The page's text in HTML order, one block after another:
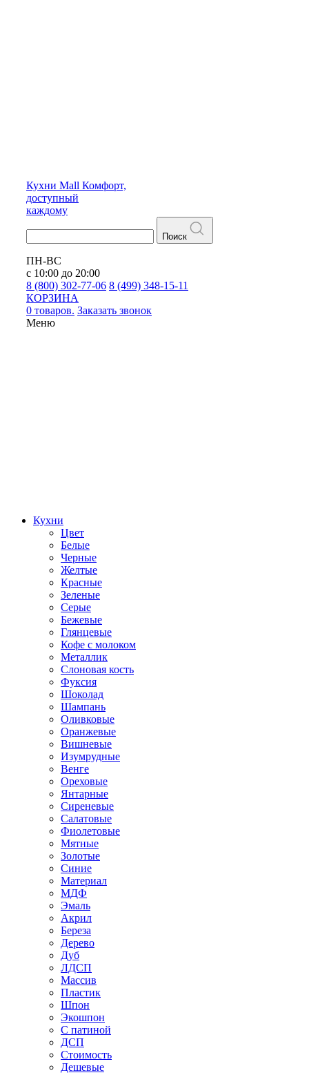
Кухни Mall Комфорт,
доступный
каждому
Поиск
ПН-ВС
с 10:00 до 20:00
8 (800) 302-77-06 8 (499) 348-15-11
КОРЗИНА
0 товаров. Заказать звонок
Меню
Кухни
Цвет
Белые
Черные
Желтые
Красные
Зеленые
Серые
Бежевые
Глянцевые
Кофе с молоком
Металлик
Слоновая кость
Фуксия
Шоколад
Шампань
Оливковые
Оранжевые
Вишневые
Изумрудные
Венге
Ореховые
Янтарные
Сиреневые
Салатовые
Фиолетовые
Мятные
Золотые
Синие
Материал
МДФ
Эмаль
Акрил
Береза
Дерево
Дуб
ЛДСП
Массив
Пластик
Шпон
Экошпон
С патиной
ДСП
Стоимость
Дешевые